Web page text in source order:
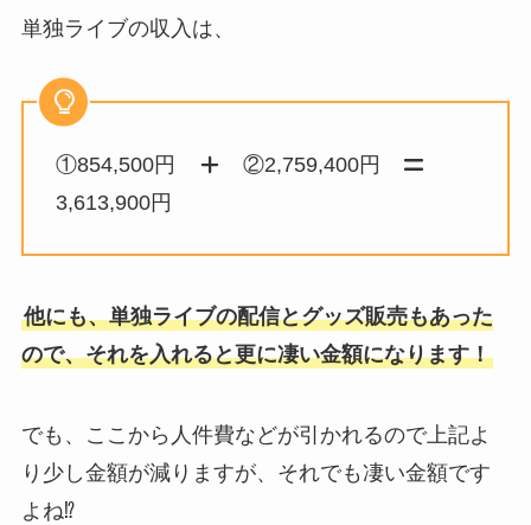
単独ライブの収入は、
①854,500円
②2,759,400円
3,613,900円
他にも、単独ライブの配信とグッズ販売もあった
ので、それを入れると更に凄い金額になります！
でも、ここから人件費などが引かれるので上記よ
り少し金額が減りますが、それでも凄い金額です
よね⁉